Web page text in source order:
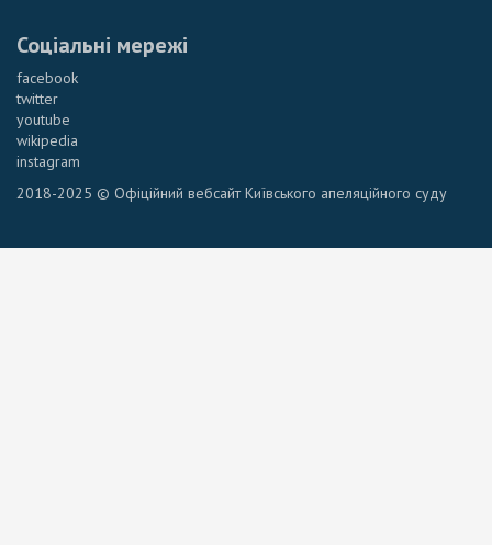
Соціальні мережі
facebook
twitter
youtube
wikipedia
instagram
2018-2025 © Офіційний вебсайт Київського апеляційного суду